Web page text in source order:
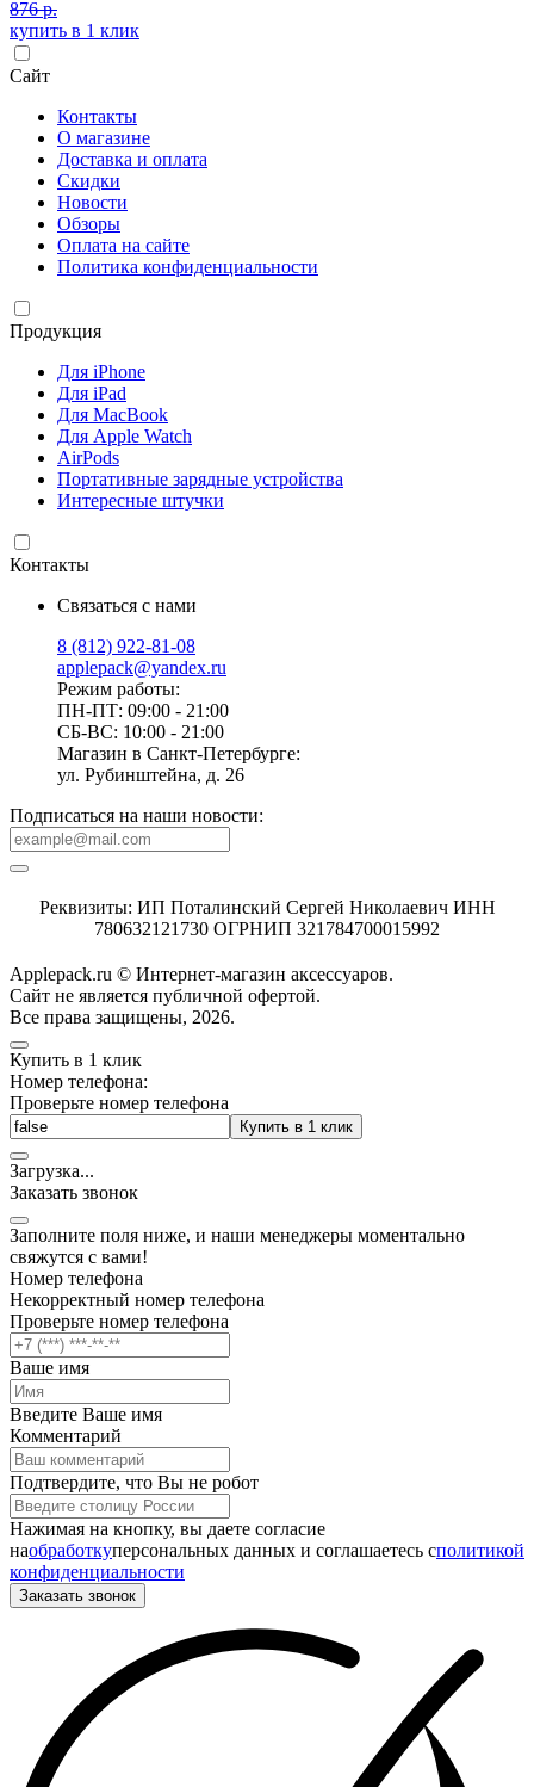
876 р.
купить в 1 клик
Сайт
Контакты
О магазине
Доставка и оплата
Скидки
Новости
Обзоры
Оплата на сайте
Политика конфиденциальности
Продукция
Для iPhone
Для iPad
Для MacBook
Для Apple Watch
AirPods
Портативные зарядные устройства
Интересные штучки
Контакты
Связаться с нами
8 (812) 922-81-08
applepack@yandex.ru
Режим работы:
ПН-ПТ: 09:00 - 21:00
СБ-ВС: 10:00 - 21:00
Магазин в Санкт-Петербурге:
ул. Рубинштейна, д. 26
Подписаться на наши новости:
Реквизиты: ИП Поталинский Сергей Николаевич ИНН
780632121730 ОГРНИП 321784700015992
Applepack.ru © Интернет-магазин аксессуаров.
Cайт не является публичной офертой.
Все права защищены, 2026.
Купить в 1 клик
Номер телефона:
Проверьте номер телефона
Купить в 1 клик
Загрузка...
Заказать звонок
Заполните поля ниже, и наши менеджеры моментально
свяжутся с вами!
Номер телефона
Некорректный номер телефона
Проверьте номер телефона
Ваше имя
Введите Ваше имя
Комментарий
Подтвердите, что Вы не робот
Нажимая на кнопку, вы даете согласие
наобработкуперсональных данных и соглашаетесь cполитикой
конфиденциальности
Заказать звонок